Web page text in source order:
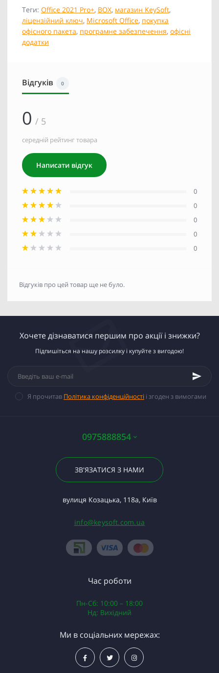
Теги: Office 2021 Pro+, BOX, магазин KeySoft,
ліцензійний ключ, Microsoft Office, покупка
офісного пакета, програмне забезпечення, офісні
додатки
Відгуків 0
0 / 5
середній рейтинг товара
Написати відгук
0
0
0
0
0
Відгуків про цей товар ще не було.
Хочете дізнаватися першим про акції і знижки?
Підпишіться на нашу розсилку і купуйте з вигодою!
Я прочитав Політика конфіденційності і згоден з вимогами
0975888854
ЗВ'ЯЗАТИСЯ З НАМИ
вулиця Козацька, 118а, Київ
info@keysoft.com.ua
Час роботи
Пн-Сб: 10:00 – 18:00
Нд: Вихідний
Ми в соціальних мережах: